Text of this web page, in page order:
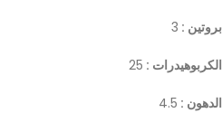
بروتين : 3
الكربوهيدرات : 25
الدهون : 4.5